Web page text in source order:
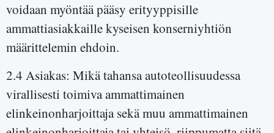
voidaan myöntää pääsy erityyppisille
ammattiasiakkaille kyseisen konserniyhtiön
määrittelemin ehdoin.
2.4 Asiakas: Mikä tahansa autoteollisuudessa
virallisesti toimiva ammattimainen
elinkeinonharjoittaja sekä muu ammattimainen